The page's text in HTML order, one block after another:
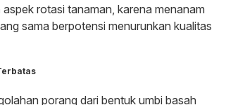
rotasi tanaman, karena menanam
sama berpotensi menurunkan kualitas
porang dari bentuk umbi basah